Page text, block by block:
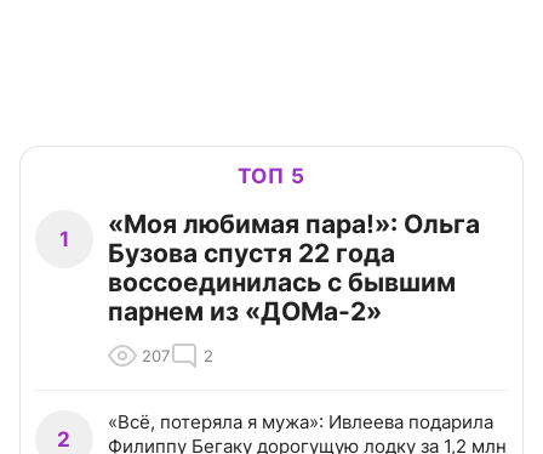
ТОП 5
1
«Моя любимая пара!»: Ольга
Бузова спустя 22 года
воссоединилась с бывшим
парнем из «ДОМа-2»
207 2
2
«Всё, потеряла я мужа»: Ивлеева подарила
Филиппу Бегаку дорогущую лодку за 1,2 млн